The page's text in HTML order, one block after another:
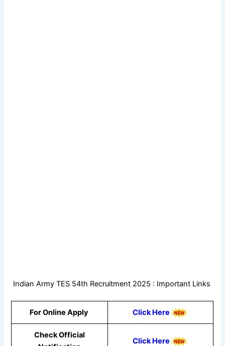
Indian Army TES 54th Recruitment 2025 : Important Links
For Online Apply Click Here
Check Official
Click Here